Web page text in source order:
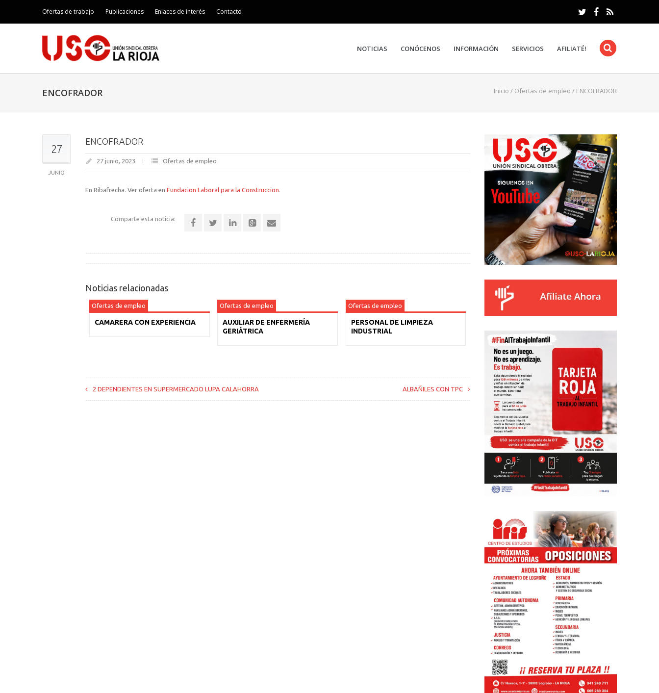
Ofertas de trabajo Publicaciones Enlaces de interés Contacto
NOTICIAS CONÓCENOS INFORMACIÓN SERVICIOS AFILIATÉ!
ENCOFRADOR Inicio / Ofertas de empleo / ENCOFRADOR
27
JUNIO
ENCOFRADOR
27 junio, 2023 Ofertas de empleo
En Ribafrecha. Ver oferta en Fundacion Laboral para la Construccion.
Comparte esta noticia:
Noticias relacionadas
Ofertas de empleo
CAMARERA CON EXPERIENCIA
Ofertas de empleo
AUXILIAR DE ENFERMERÍA
GERIÁTRICA
Ofertas de empleo
PERSONAL DE LIMPIEZA
INDUSTRIAL
2 DEPENDIENTES EN SUPERMERCADO LUPA CALAHORRA ALBAÑILES CON TPC